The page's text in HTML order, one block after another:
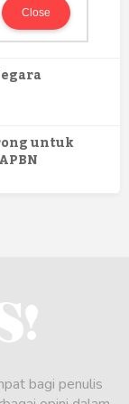
Buka
untuk
Close
bagi penulis